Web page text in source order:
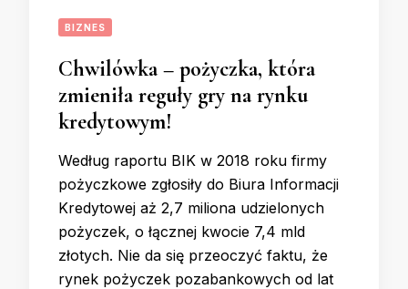
BIZNES
Chwilówka – pożyczka, która
zmieniła reguły gry na rynku
kredytowym!
Według raportu BIK w 2018 roku firmy
pożyczkowe zgłosiły do Biura Informacji
Kredytowej aż 2,7 miliona udzielonych
pożyczek, o łącznej kwocie 7,4 mld
złotych. Nie da się przeoczyć faktu, że
rynek pożyczek pozabankowych od lat